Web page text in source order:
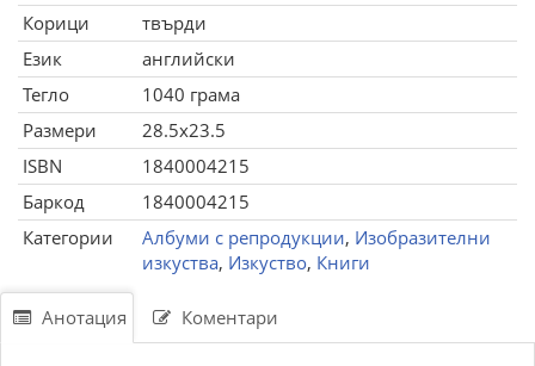
Корици
твърди
Език
английски
Тегло
1040 грама
Размери
28.5x23.5
ISBN
1840004215
Баркод
1840004215
Категории
Албуми с репродукции, Изобразителни
изкуства, Изкуство, Книги
Анотация Коментари